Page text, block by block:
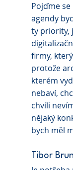
Pojďme
agendy
ty priority,
firmy,
protože
kterém
nebaví,
chvíli
nějaký
bych měl
Tibor